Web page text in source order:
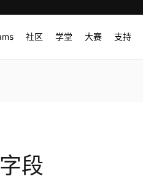
社区 学堂 大赛 支持
段